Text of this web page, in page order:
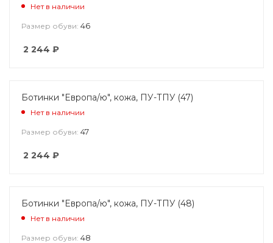
Нет в наличии
Размер обуви: 46
2 244 ₽
Ботинки "Европа/ю", кожа, ПУ-ТПУ (47)
Нет в наличии
Размер обуви: 47
2 244 ₽
Ботинки "Европа/ю", кожа, ПУ-ТПУ (48)
Нет в наличии
Размер обуви: 48